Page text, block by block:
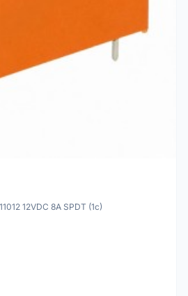
12VDC 8A SPDT (1c)